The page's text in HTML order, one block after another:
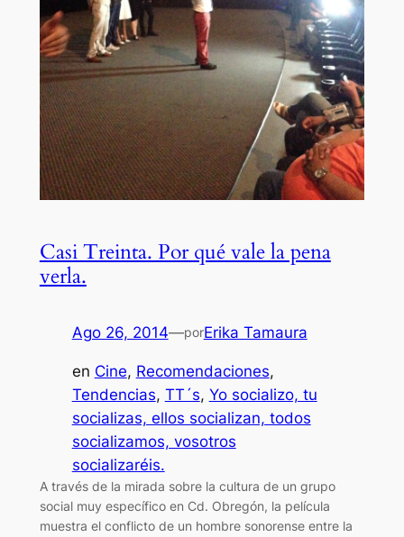
Casi Treinta. Por qué vale la pena
verla.
Ago 26, 2014—porErika Tamaura
en Cine, Recomendaciones
Tendencias, TT´s, Yo socializo, tu
socializas, ellos socializan, todos
socializamos, vosotros
socializaréis.
A través de la mirada sobre la cultura de un grupo
social muy específico en Cd. Obregón, la película
muestra el conflicto de un hombre sonorense entre la